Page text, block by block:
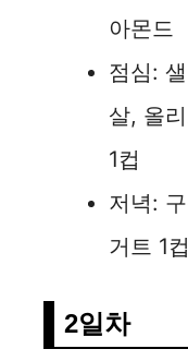
아몬드
점심:
살, 올
1컵
저녁:
거트 1컵
2일차